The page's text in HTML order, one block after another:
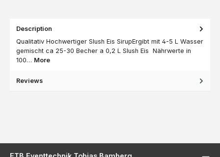
Description
Qualitativ Hochwertiger Slush Eis SirupErgibt mit 4-5 L Wasser
gemischt ca 25-30 Becher a 0,2 L Slush Eis Nährwerte in
100… More
Reviews